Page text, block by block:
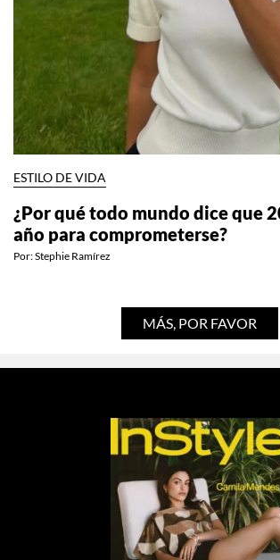
ESTILO DE VIDA
¿Por qué todo mundo dice que
año para comprometerse?
Por:Stephie Ramírez
MÁS, POR FAVOR